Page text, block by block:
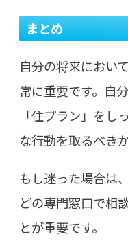
まとめ
自分の将来におい
常に重要です。自
「住プラン」を
な行動を取るべき
もし迷った場合は
どの専門窓口で相
とが重要です。